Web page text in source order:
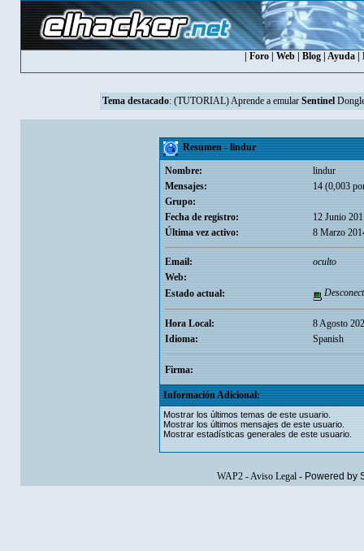
Foro Web Blog Ayuda
Tema destacado: (TUTORIAL) Aprende a emular Sentinel
Resumen - lindur
Nombre:
lindur
Mensajes:
14 (0,003
Grupo:
Fecha de registro:
12 Junio
Última vez activo:
8 Marzo
Email:
oculto
Web:
Estado actual:
Hora Local:
8 Agosto
Idioma:
Spanish
Firma:
Información Adicional:
Mostrar los últimos temas de este usuario.
Mostrar los últimos mensajes de este usuario.
Mostrar estadísticas generales de este usuario.
WAP2-Aviso Legal- Powered by